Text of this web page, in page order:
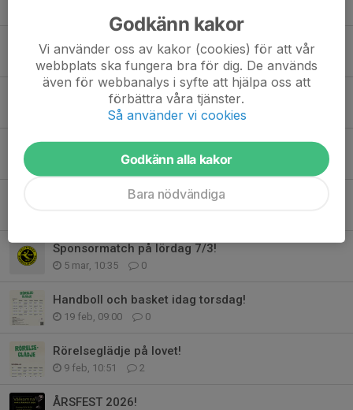
Mejlproblem löst!
26 jun, 10:16
Rörelseglädje på lovet!
27 apr, 09:57 0
ÅRSFEST 2026!
0
Hultsfred HFs Ungdomsråd
Sponsormatch på lördag 7/3!
5 mar, 10:35 0
Handboll och basket idag torsdag!
19 feb, 09:00 0
Rörelseglädje på lovet!
9 feb, 10:51 2
ÅRSFEST 2026!
Godkänn kakor
Vi använder oss av kakor (cookies) för att vår
webbplats ska fungera bra för dig. De används
även för webbanalys i syfte att hjälpa oss att
förbättra våra tjänster.
Så använder vi cookies
Godkänn alla kakor
Bara nödvändiga